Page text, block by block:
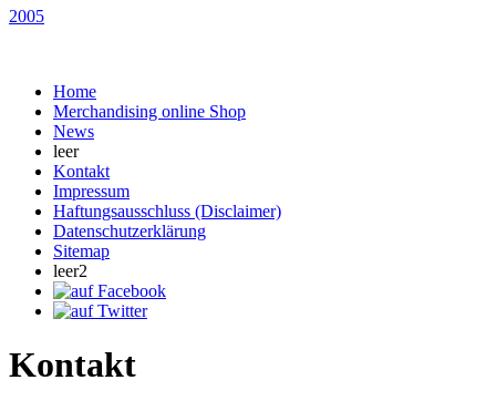
2005
Home
Merchandising online Shop
News
leer
Kontakt
Impressum
Haftungsausschluss (Disclaimer)
Datenschutzerklärung
Sitemap
leer2
Kontakt